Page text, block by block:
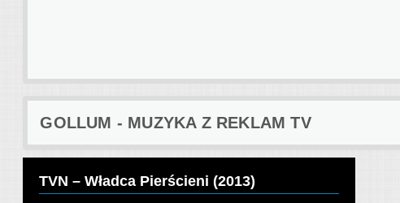
GOLLUM - MUZYKA Z REKLAM TV
TVN – Władca Pierścieni (2013)